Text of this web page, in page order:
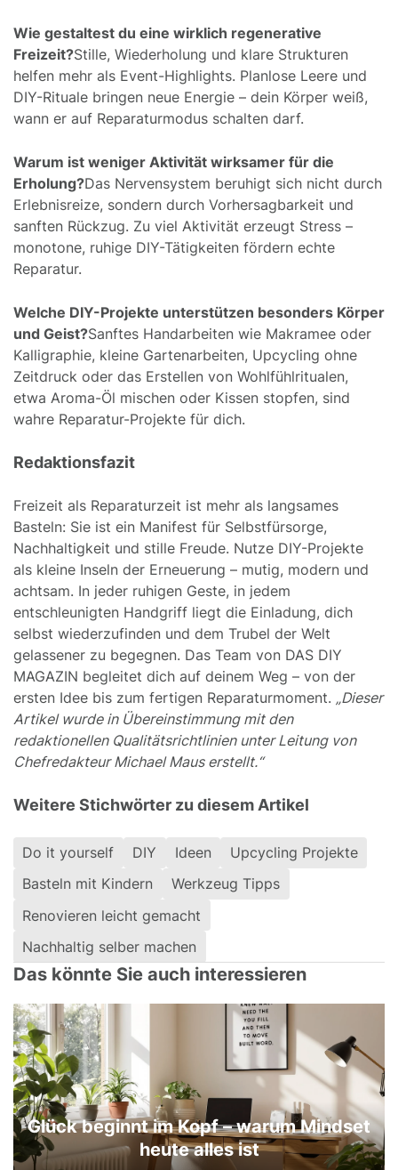
Wie gestaltest du eine wirklich regenerative
Freizeit?Stille, Wiederholung und klare Strukturen
helfen mehr als Event-Highlights. Planlose Leere und
DIY-Rituale bringen neue Energie – dein Körper weiß,
wann er auf Reparaturmodus schalten darf.
Warum ist weniger Aktivität wirksamer für die
Erholung?Das Nervensystem beruhigt sich nicht durch
Erlebnisreize, sondern durch Vorhersagbarkeit und
sanften Rückzug. Zu viel Aktivität erzeugt Stress –
monotone, ruhige DIY-Tätigkeiten fördern echte
Reparatur.
Welche DIY-Projekte unterstützen besonders Körper
und Geist?Sanftes Handarbeiten wie Makramee oder
Kalligraphie, kleine Gartenarbeiten, Upcycling ohne
Zeitdruck oder das Erstellen von Wohlfühlritualen,
etwa Aroma-Öl mischen oder Kissen stopfen, sind
wahre Reparatur-Projekte für dich.
Redaktionsfazit
Freizeit als Reparaturzeit ist mehr als langsames
Basteln: Sie ist ein Manifest für Selbstfürsorge,
Nachhaltigkeit und stille Freude. Nutze DIY-Projekte
als kleine Inseln der Erneuerung – mutig, modern und
achtsam. In jeder ruhigen Geste, in jedem
entschleunigten Handgriff liegt die Einladung, dich
selbst wiederzufinden und dem Trubel der Welt
gelassener zu begegnen. Das Team von DAS DIY
MAGAZIN begleitet dich auf deinem Weg – von der
ersten Idee bis zum fertigen Reparaturmoment. „Dieser
Artikel wurde in Übereinstimmung mit den
redaktionellen Qualitätsrichtlinien unter Leitung von
Chefredakteur Michael Maus erstellt.“
Weitere Stichwörter zu diesem Artikel
Do it yourself DIY Ideen
Upcycling Projekte
Basteln mit Kindern
Werkzeug Tipps
Renovieren leicht gemacht
Nachhaltig selber machen
Das könnte Sie auch interessieren
Glück beginnt im Kopf – warum Mindset
heute alles ist